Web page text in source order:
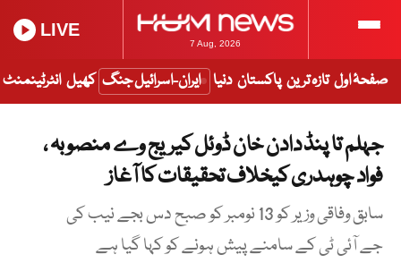
7 Aug, 2026
LIVE
صفحۂ اول تازہ ترین پاکستان دنیا ایران-اسرائیل جنگ کھیل انٹرٹینمنٹ
جہلم تا پنڈ دادن خان ڈوئل کیریج وے منصوبہ ،
فواد چوہدری کیخلاف تحقیقات کا آغاز
سابق وفاقی وزیر کو 13 نومبر کو صبح دس بجے نیب کی
جے آئی ٹی کے سامنے پیش ہونے کو کہا گیا ہے